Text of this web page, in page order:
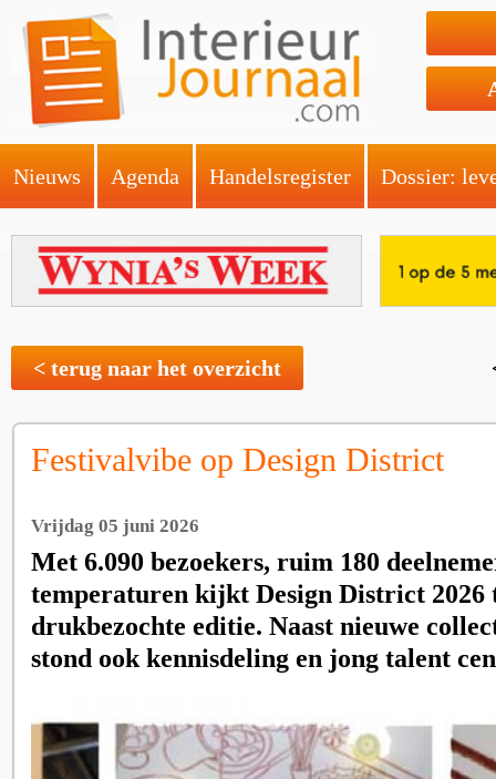
Nieuws Agenda Handelsregister Dossier:
< terug naar het overzicht
Festivalvibe op Design District
Vrijdag 05 juni 2026
Met 6.090 bezoekers, ruim 180
temperaturen kijkt Design District 2026
drukbezochte editie. Naast nieuwe
stond ook kennisdeling en jong talent